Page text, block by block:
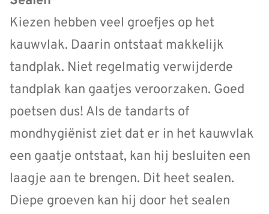
Kiezen hebben veel groefjes op het
kauwvlak. Daarin ontstaat makkelijk
tandplak. Niet regelmatig verwijderde
tandplak kan gaatjes veroorzaken. Goed
poetsen dus! Als de tandarts of
mondhygiënist ziet dat er in het kauwvlak
een gaatje ontstaat, kan hij besluiten een
laagje aan te brengen. Dit heet sealen.
Diepe groeven kan hij door het sealen